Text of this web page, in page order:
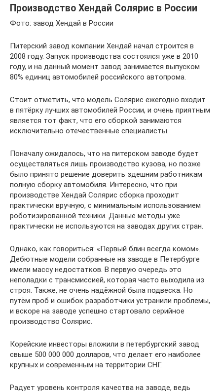
Производство Хендай Солярис в России
Фото: завод Хендай в России
Питерский завод компании Хендай начал строится в
2008 году. Запуск производства состоялся уже в 2010
году, и на данный момент завод занимается выпуском
80% единиц автомобилей российского автопрома.
Стоит отметить, что модель Солярис ежегодно входит
в пятёрку лучших автомобилей России, и очень приятным
является тот факт, что его сборкой занимаются
исключительно отечественные специалисты.
Поначалу ожидалось, что на питерском заводе будет
осуществляться лишь производство кузова, но позже
было принято решение доверить здешним работникам
полную сборку автомобиля. Интересно, что при
производстве Хендай Солярис сборка проходит
практически вручную, с минимальным использованием
роботизированной техники. Данные методы уже
практически не используются на заводах других стран.
Однако, как говориться: «Первый блин всегда комом».
Дебютные модели собранные на заводе в Петербурге
имели массу недостатков. В первую очередь это
неполадки с трансмиссией, которая часто выходила из
строя. Также, не очень надёжной была подвеска. Но
путём проб и ошибок разработчики устранили проблемы,
и вскоре на заводе успешно стартовало серийное
производство Солярис.
Корейские инвесторы вложили в петербургский завод
свыше 500 000 000 долларов, что делает его наиболее
крупных и современным на территории СНГ.
Радует уровень контроля качества на заводе, ведь